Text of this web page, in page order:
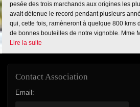
pesée des trois marchands aux origines les
avait détenue le record pendant plusieurs
qui, cette fois, ramèneront à quelque 800 kms
de bonnes bouteilles de notre vignoble. Mme
Lire la suite
Contact Association
Email: